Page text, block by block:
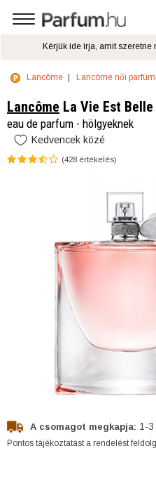
Lancôme Lancôme női
Lancôme La Vie Est Belle
eau de parfum - hölgyeknek
Kedvencek közé
(428 értékelés)
A csomagot megkapja: 1-3
Pontos tájékoztatást a rendelést